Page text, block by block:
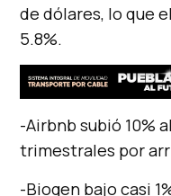
de dólares, lo que
5.8%.
-Airbnb subió 10%
trimestrales por
-Biogen bajo casi